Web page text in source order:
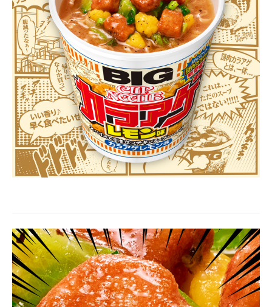
AI活用のいまが分かる
企業ITのトレンドを詳説
経営リーダーのコミュニティ
マーケ×ITの今がよく分かる
ITエンジニア向け専門サイト
企業向けIT製品の総合サイト
IT製品の技術・比較・事例
モノづくり技術者専門サイト
エレクトロニクス専門サイト
電子設計の基本と応用
エネルギーの専門メディア